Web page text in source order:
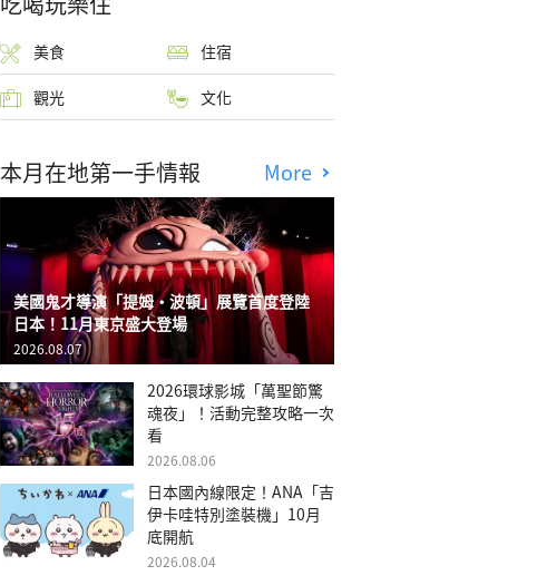
美食 住宿
觀光 文化
本月在地第一手情報 More
美國鬼才導演「提姆・波頓」展覽首度登陸
日本！11月東京盛大登場
2026.08.07
2026環球影城「萬聖節驚
魂夜」！活動完整攻略一次
看
2026.08.06
日本國內線限定！ANA「吉
伊卡哇特別塗裝機」10月
底開航
2026.08.04